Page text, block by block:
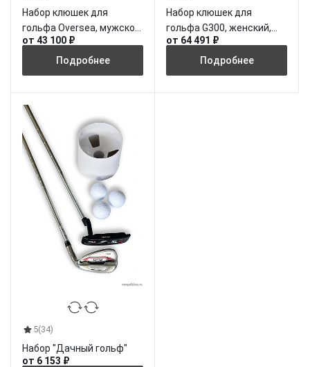
Набор клюшек для
гольфа Oversea, мужской,
PGM
от 43 100 ₽
Подробнее
Набор клюшек для
гольфа G300, женский,
PGM
от 64 491 ₽
Подробнее
5(34)
Набор "Дачный гольф"
от 6 153 ₽